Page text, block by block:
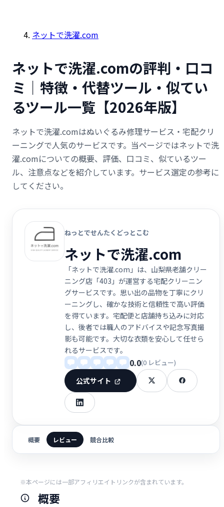
ネットで洗濯.com
ネットで洗濯.comの評判・口コ
ミ｜特徴・代替ツール・似てい
るツール一覧【2026年版】
ネットで洗濯.comはぬいぐるみ修理サービス・宅配クリ
ーニングで人気のサービスです。当ページではネットで洗
濯.comについての概要、評価、口コミ、似ているツー
ル、注意点などを紹介しています。サービス選定の参考に
してください。
ねっとでせんたくどっとこむ
ネットで洗濯.com
「ネットで洗濯.com」は、山梨県老舗クリー
ニング店「403」が運営する宅配クリーニン
グサービスです。思い出の品物を丁寧にクリ
ーニングし、確かな技術と信頼性で高い評価
を得ています。宅配便と店舗持ち込みに対応
し、後者では職人のアドバイスや記念写真撮
影も可能です。大切な衣類を安心して任せら
れるサービスです。
0.0(0 レビュー)
公式サイト
概要 レビュー 競合比較
※本ページには一部アフィリエイトリンクが含まれています。
概要